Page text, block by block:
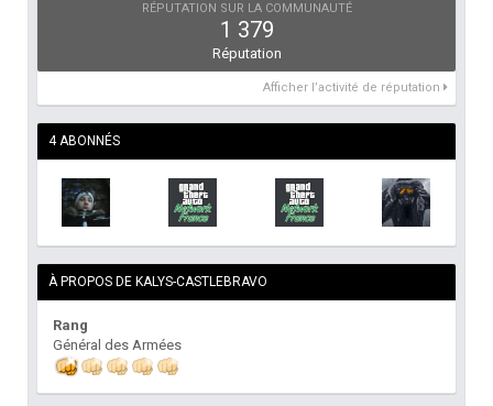
RÉPUTATION SUR LA COMMUNAUTÉ
1 379
Réputation
Afficher l’activité de réputation
4 ABONNÉS
À PROPOS DE KALYS-CASTLEBRAVO
Rang
Général des Armées